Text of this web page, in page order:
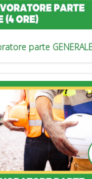
parte